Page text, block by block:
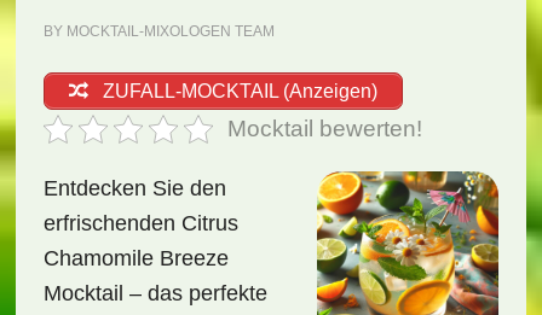
BY MOCKTAIL-MIXOLOGEN TEAM
ZUFALL-MOCKTAIL (Anzeigen)
Mocktail bewerten!
Entdecken Sie den
erfrischenden Citrus
Chamomile Breeze
Mocktail – das perfekte